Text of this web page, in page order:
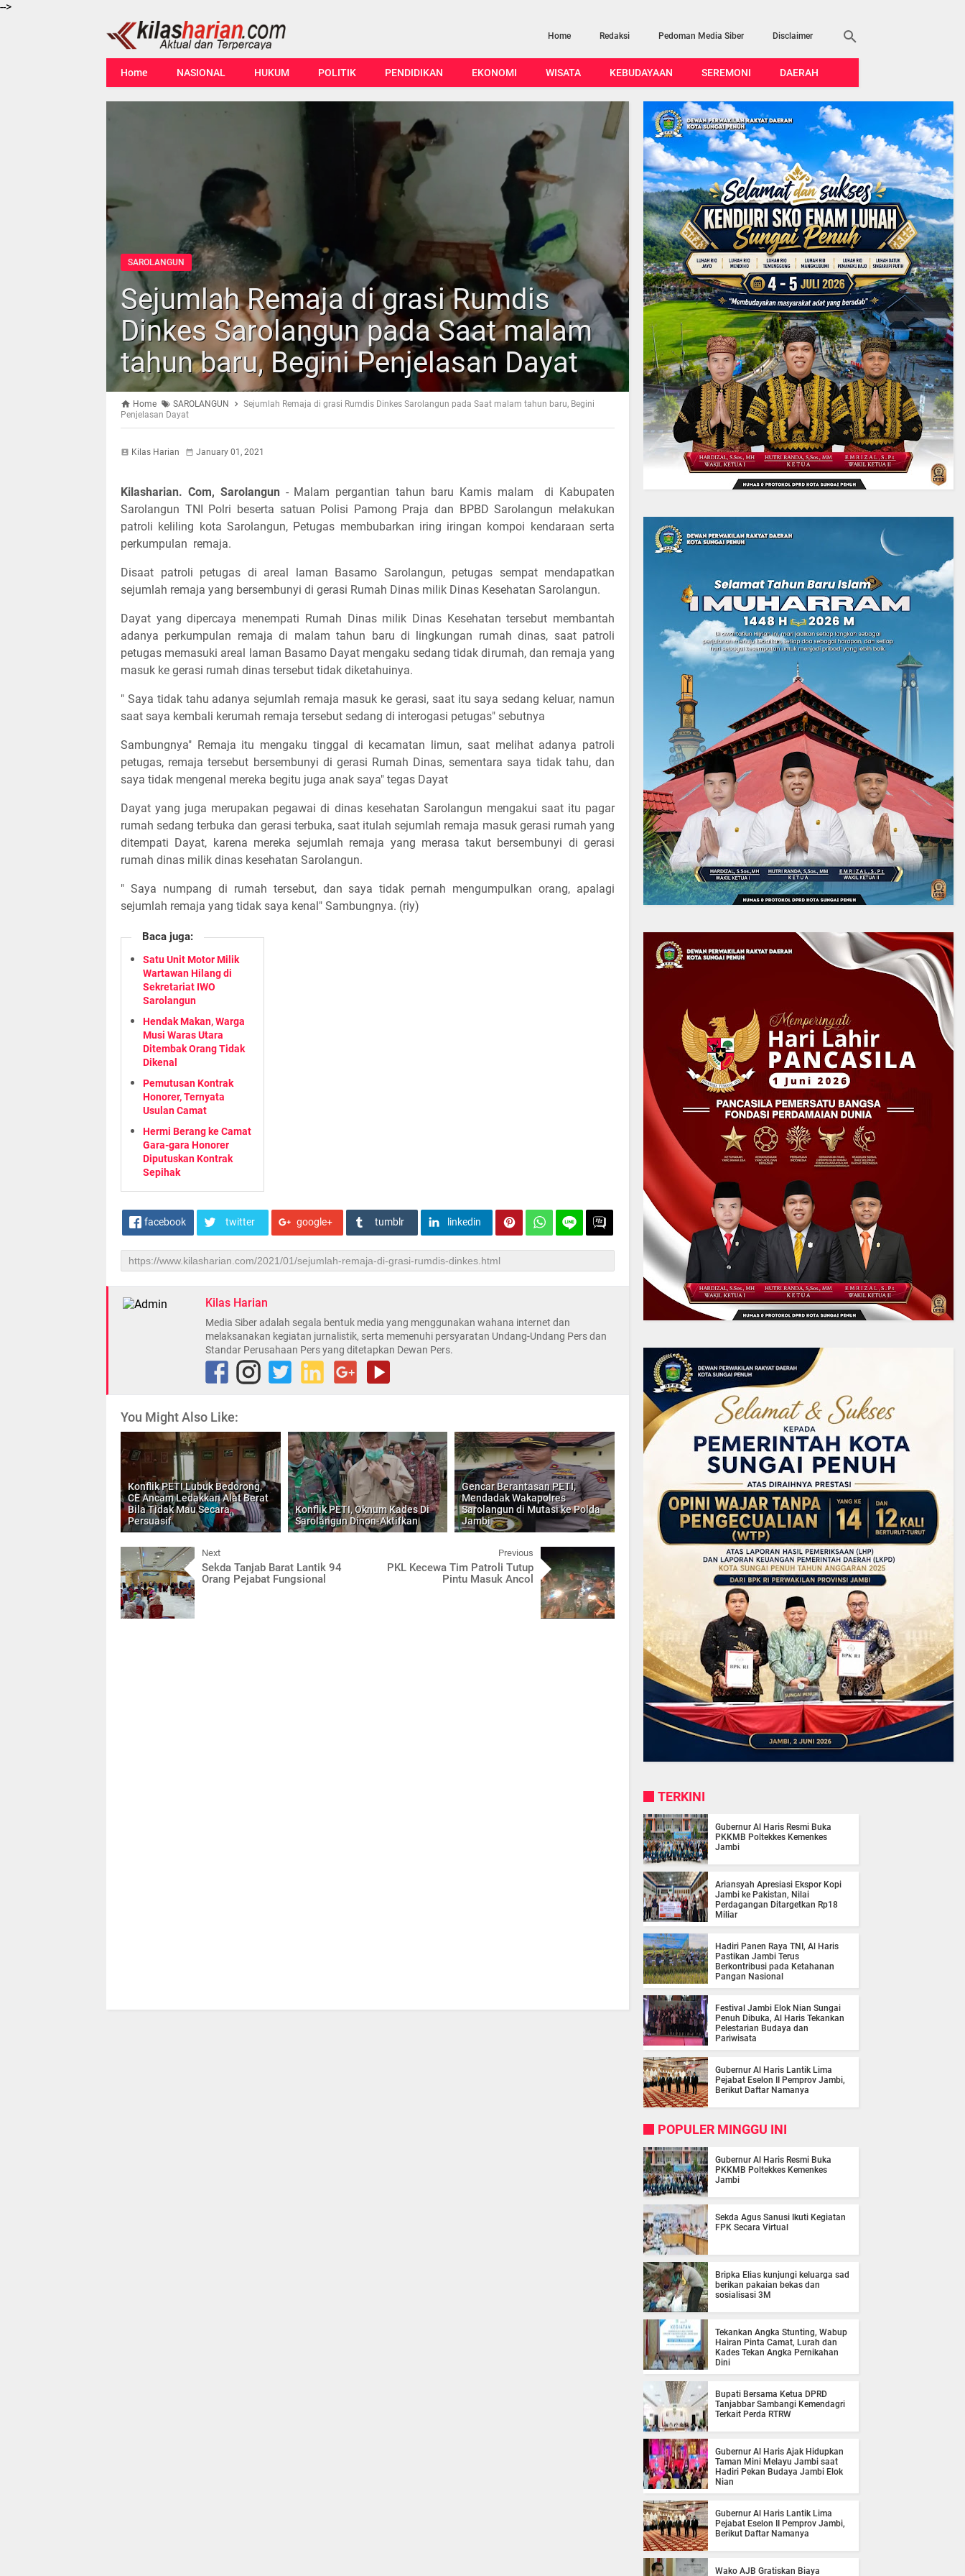
-->
Home Redaksi Pedoman Media Siber Disclaimer
Home NASIONAL HUKUM POLITIK PENDIDIKAN EKONOMI WISATA KEBUDAYAAN SEREMONI DAERAH
SAROLANGUN
Sejumlah Remaja di grasi Rumdis
Dinkes Sarolangun pada Saat malam
tahun baru, Begini Penjelasan Dayat
Home SAROLANGUN
Sejumlah Remaja di grasi Rumdis Dinkes Sarolangun pada Saat malam tahun baru, Begini
Penjelasan Dayat
Kilas Harian January 01, 2021
Kilasharian. Com, Sarolangun - Malam pergantian tahun baru Kamis malam di Kabupaten
Sarolangun TNI Polri beserta satuan Polisi Pamong Praja dan BPBD Sarolangun melakukan
patroli keliling kota Sarolangun, Petugas membubarkan iring iringan kompoi kendaraan serta
perkumpulan remaja.
Disaat patroli petugas di areal laman Basamo Sarolangun, petugas sempat mendapatkan
sejumlah remaja yang bersembunyi di gerasi Rumah Dinas milik Dinas Kesehatan Sarolangun.
Dayat yang dipercaya menempati Rumah Dinas milik Dinas Kesehatan tersebut membantah
adanya perkumpulan remaja di malam tahun baru di lingkungan rumah dinas, saat patroli
petugas memasuki areal laman Basamo Dayat mengaku sedang tidak dirumah, dan remaja yang
masuk ke gerasi rumah dinas tersebut tidak diketahuinya.
" Saya tidak tahu adanya sejumlah remaja masuk ke gerasi, saat itu saya sedang keluar, namun
saat saya kembali kerumah remaja tersebut sedang di interogasi petugas" sebutnya
Sambungnya" Remaja itu mengaku tinggal di kecamatan limun, saat melihat adanya patroli
petugas, remaja tersebut bersembunyi di gerasi Rumah Dinas, sementara saya tidak tahu, dan
saya tidak mengenal mereka begitu juga anak saya" tegas Dayat
Dayat yang juga merupakan pegawai di dinas kesehatan Sarolangun mengakui saat itu pagar
rumah sedang terbuka dan gerasi terbuka, saat itulah sejumlah remaja masuk gerasi rumah yang
ditempati Dayat, karena mereka sejumlah remaja yang merasa takut bersembunyi di gerasi
rumah dinas milik dinas kesehatan Sarolangun.
" Saya numpang di rumah tersebut, dan saya tidak pernah mengumpulkan orang, apalagi
sejumlah remaja yang tidak saya kenal" Sambungnya. (riy)
Baca juga:
Satu Unit Motor Milik
Wartawan Hilang di
Sekretariat IWO
Sarolangun
Hendak Makan, Warga
Musi Waras Utara
Ditembak Orang Tidak
Dikenal
Pemutusan Kontrak
Honorer, Ternyata
Usulan Camat
Hermi Berang ke Camat
Gara-gara Honorer
Diputuskan Kontrak
Sepihak
facebook twitter google+ tumblr linkedin
Kilas Harian
Media Siber adalah segala bentuk media yang menggunakan wahana internet dan
melaksanakan kegiatan jurnalistik, serta memenuhi persyaratan Undang-Undang Pers dan
Standar Perusahaan Pers yang ditetapkan Dewan Pers.
You Might Also Like:
Konflik PETI Lubuk Bedorong,
CE Ancam Ledakkan Alat Berat
Bila Tidak Mau Secara
Persuasif
Konflik PETI, Oknum Kades Di
Sarolangun Dinon-Aktifkan
Gencar Berantasan PETI,
Mendadak Wakapolres
Sarolangun di Mutasi ke Polda
Jambi
Next
Sekda Tanjab Barat Lantik 94
Orang Pejabat Fungsional
Previous
PKL Kecewa Tim Patroli Tutup
Pintu Masuk Ancol
TERKINI
Gubernur Al Haris Resmi Buka
PKKMB Poltekkes Kemenkes
Jambi
Ariansyah Apresiasi Ekspor Kopi
Jambi ke Pakistan, Nilai
Perdagangan Ditargetkan Rp18
Miliar
Hadiri Panen Raya TNI, Al Haris
Pastikan Jambi Terus
Berkontribusi pada Ketahanan
Pangan Nasional
Festival Jambi Elok Nian Sungai
Penuh Dibuka, Al Haris Tekankan
Pelestarian Budaya dan
Pariwisata
Gubernur Al Haris Lantik Lima
Pejabat Eselon II Pemprov Jambi,
Berikut Daftar Namanya
POPULER MINGGU INI
Gubernur Al Haris Resmi Buka
PKKMB Poltekkes Kemenkes
Jambi
Sekda Agus Sanusi Ikuti Kegiatan
FPK Secara Virtual
Bripka Elias kunjungi keluarga sad
berikan pakaian bekas dan
sosialisasi 3M
Tekankan Angka Stunting, Wabup
Hairan Pinta Camat, Lurah dan
Kades Tekan Angka Pernikahan
Dini
Bupati Bersama Ketua DPRD
Tanjabbar Sambangi Kemendagri
Terkait Perda RTRW
Gubernur Al Haris Ajak Hidupkan
Taman Mini Melayu Jambi saat
Hadiri Pekan Budaya Jambi Elok
Nian
Gubernur Al Haris Lantik Lima
Pejabat Eselon II Pemprov Jambi,
Berikut Daftar Namanya
Wako AJB Gratiskan Biaya